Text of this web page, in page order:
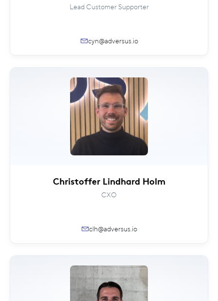
Lead Customer Supporter
cyn@adversus.io
Christoffer Lindhard Holm
CXO
clh@adversus.io